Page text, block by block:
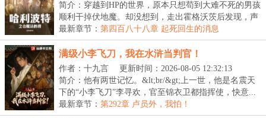
简介：穿越到HP的世界，原本只想苟到大难不死的男孩
顺利干掉伏地魔。却没想到，走出霍格沃茨后发现，声
名...
最新章节： 第四百八十八章 起死回生的消息
满级小李飞刀，我在水浒当判官！
作者：十九言
更新时间：2026-08-05 12:32:13
简介：他有两世记忆。&lt;br/&gt;上一世，他是名震天
下的“小李飞刀”李寻欢，官至锦衣卫都指挥使，快意...
最新章节： 第292章 卢员外，我怕！